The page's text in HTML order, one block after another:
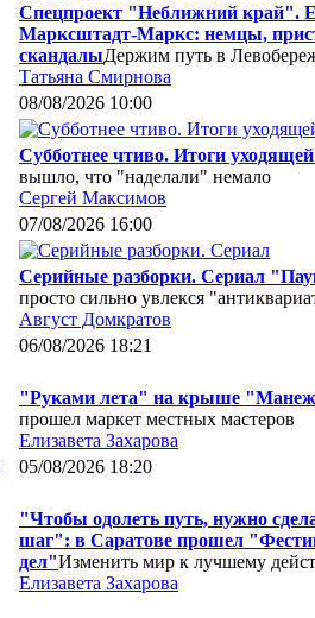
Спецпроект "Неближний край".
Марксштадт-Маркс: немцы,
скандалыДержим путь в
Татьяна Смирнова
08/08/2026 10:00
Субботнее чтиво. Итоги
вышло, что "наделали" немало
Сергей Максимов
07/08/2026 16:00
Серийные разборки. Сериал
просто сильно увлекся
Август Домкратов
06/08/2026 18:21
"Руками лета" на крыше
прошел маркет местных мастеров
Елизавета Захарова
05/08/2026 18:20
"Чтобы одолеть путь, нужно
шаг": в Саратове прошел
дел"Изменить мир к лучшему
Елизавета Захарова